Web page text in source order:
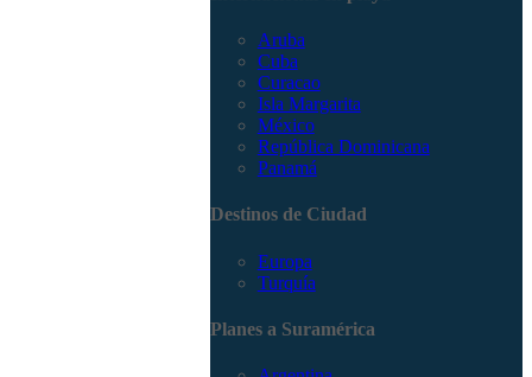
Aruba
Cuba
Curacao
Isla Margarita
México
República Dominicana
Panamá
Destinos de Ciudad
Europa
Turquía
Planes a Suramérica